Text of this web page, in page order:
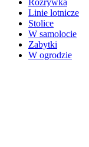
Rozrywka
Linie lotnicze
Stolice
W samolocie
Zabytki
W ogrodzie